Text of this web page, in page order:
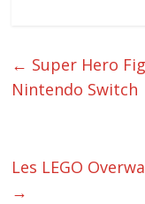
← Super Hero
Nintendo Switch
Les LEGO
→